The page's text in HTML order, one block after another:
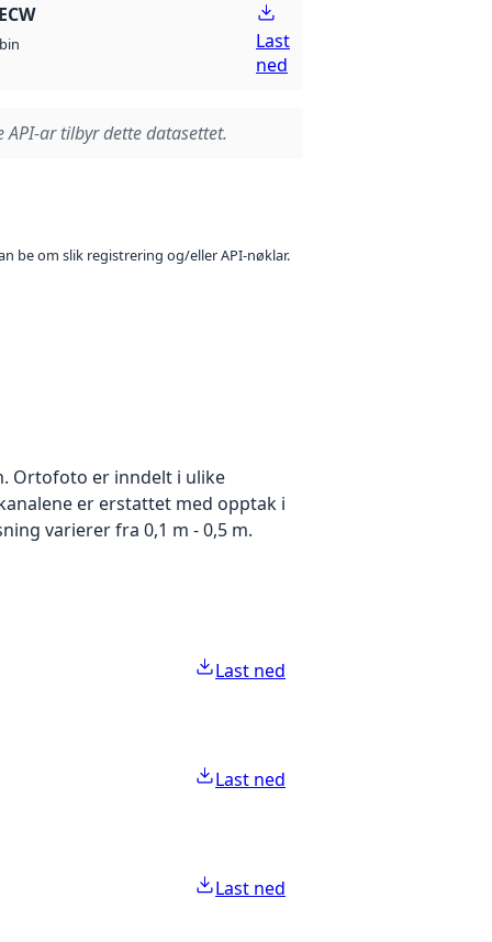
bin
Last
ned
API-ar tilbyr dette datasettet.
be om slik registrering og/eller API-nøklar.
Ortofoto er inndelt i ulike
er erstattet med opptak i
varierer fra 0,1 m - 0,5 m.
Last ned
Last ned
Last ned